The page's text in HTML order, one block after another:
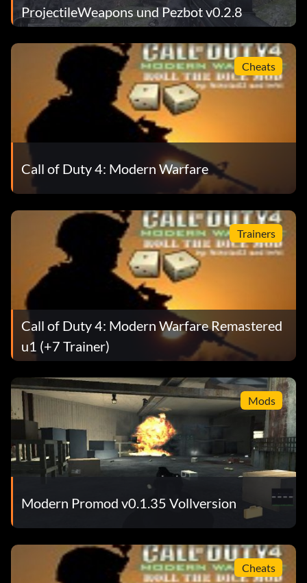
ProjectileWeapons und Pezbot v0.2.8
Cheats
Call of Duty 4: Modern Warfare
Trainers
Call of Duty 4: Modern Warfare Remastered
u1 (+7 Trainer)
Mods
Modern Promod v0.1.35 Vollversion
Cheats